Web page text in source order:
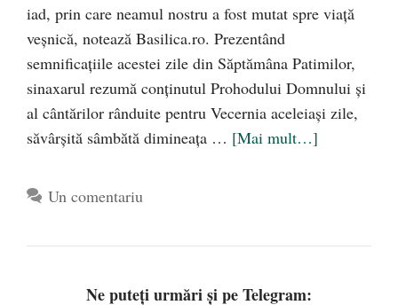
iad, prin care neamul nostru a fost mutat spre viață
veșnică, notează Basilica.ro. Prezentând
semnificațiile acestei zile din Săptămâna Patimilor,
sinaxarul rezumă conținutul Prohodului Domnului și
al cântărilor rânduite pentru Vecernia aceleiași zile,
săvârșită sâmbătă dimineața … [Mai mult…]
Un comentariu
Ne puteți urmări și pe Telegram: